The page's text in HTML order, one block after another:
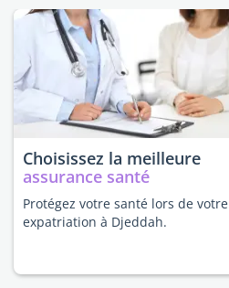
Choisissez la meilleure
assurance santé
Protégez votre santé lors de votre
expatriation à Djeddah.